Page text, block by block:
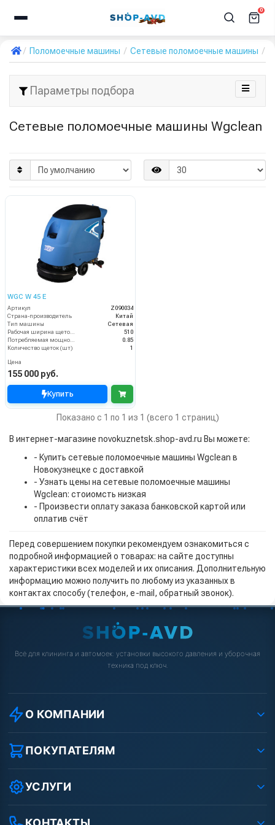
0
Поломоечные машины Сетевые поломоечные машины
Параметры подбора
Сетевые поломоечные машины Wgclean
WGC W 45 E
Артикул
Z090034
Страна-производитель
Китай
Тип машины
Сетевая
510
0.85
Количество щеток (шт)
1
Цена
155 000 руб.
Купить
Показано с 1 по 1 из 1 (всего 1 страниц)
В интернет-магазине novokuznetsk.shop-avd.ru Вы можете:
- Купить сетевые поломоечные машины Wgclean в
Новокузнецке с доставкой
- Узнать цены на сетевые поломоечные машины
Wgclean: стоиомсть низкая
- Произвести оплату заказа банковской картой или
оплатив счёт
Перед совершением покупки рекомендуем ознакомиться с
подробной информацией о товарах: на сайте доступны
характеристики всех моделей и их описания. Дополнительную
информацию можно получить по любому из указанных в
контактах способу (телефон, e-mail, обратный звонок).
Всё для клининга и автомоек: установки высокого давления и уборочная
техника под ключ.
О КОМПАНИИ
О компании
Реквизиты ООО «Шоп АВД»
Защита данных клиента
Условия соглашения
Вакансии
ПОКУПАТЕЛЯМ
Как заказать?
Оплата
Доставка
УСЛУГИ
Ремонт АВД
Сертификаты